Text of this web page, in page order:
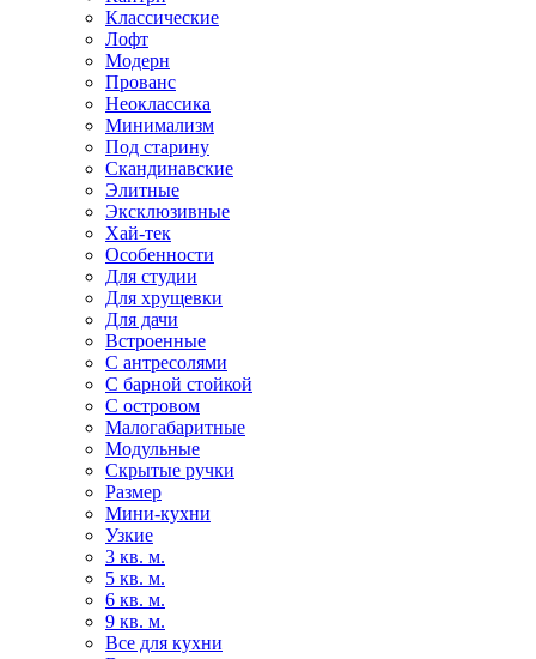
Классические
Лофт
Модерн
Прованс
Неоклассика
Минимализм
Под старину
Скандинавские
Элитные
Эксклюзивные
Хай-тек
Особенности
Для студии
Для хрущевки
Для дачи
Встроенные
С антресолями
С барной стойкой
С островом
Малогабаритные
Модульные
Скрытые ручки
Размер
Мини-кухни
Узкие
3 кв. м.
5 кв. м.
6 кв. м.
9 кв. м.
Все для кухни